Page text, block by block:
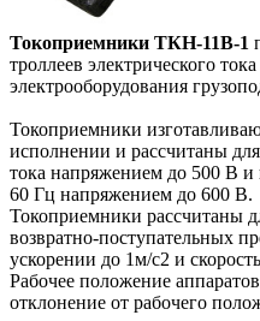
Токоприемники ТКН-11В-1
троллеев электрического
электрооборудования
Токоприемники
исполнении и рассчитаны
тока напряжением до 500 В и
60 Гц напряжением до 600 В.
Токоприемники рассчитаны
возвратно-поступательных
ускорении до 1м/с2 и
Рабочее положение
отклонение от рабочего